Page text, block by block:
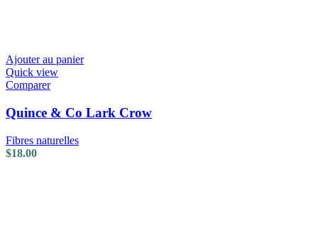
Ajouter au panier
Quick view
Comparer
Quince & Co Lark Crow
Fibres naturelles
$18.00